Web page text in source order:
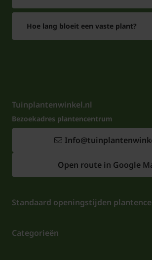
Hoe lang bloeit een vaste plant?
Tuinplantenwinkel.nl
Bezoekadres plantencentrum
Open route in Google
Standaard openingstijden
Categorieën